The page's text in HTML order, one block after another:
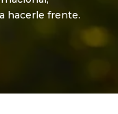
hacerle frente.